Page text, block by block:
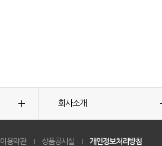
회사소개
이용약관 상품공시실 개인정보처리방침